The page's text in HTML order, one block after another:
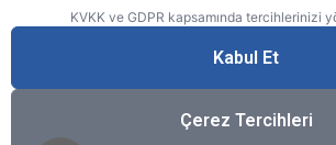
Gerçek zamanlı sayaç
KVKK ve GDPR kapsamında tercihlerinizi
Kabul Et
Çerez Tercihleri